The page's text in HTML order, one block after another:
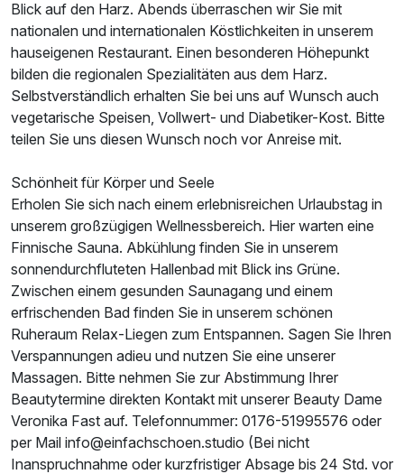
Blick auf den Harz. Abends überraschen wir Sie mit
nationalen und internationalen Köstlichkeiten in unserem
hauseigenen Restaurant. Einen besonderen Höhepunkt
bilden die regionalen Spezialitäten aus dem Harz.
Selbstverständlich erhalten Sie bei uns auf Wunsch auch
vegetarische Speisen, Vollwert- und Diabetiker-Kost. Bitte
teilen Sie uns diesen Wunsch noch vor Anreise mit.
Schönheit für Körper und Seele
Erholen Sie sich nach einem erlebnisreichen Urlaubstag in
unserem großzügigen Wellnessbereich. Hier warten eine
Finnische Sauna. Abkühlung finden Sie in unserem
sonnendurchfluteten Hallenbad mit Blick ins Grüne.
Zwischen einem gesunden Saunagang und einem
erfrischenden Bad finden Sie in unserem schönen
Ruheraum Relax-Liegen zum Entspannen. Sagen Sie Ihren
Verspannungen adieu und nutzen Sie eine unserer
Massagen. Bitte nehmen Sie zur Abstimmung Ihrer
Beautytermine direkten Kontakt mit unserer Beauty Dame
Veronika Fast auf. Telefonnummer: 0176-51995576 oder
per Mail info@einfachschoen.studio (Bei nicht
Inanspruchnahme oder kurzfristiger Absage bis 24 Std. vor